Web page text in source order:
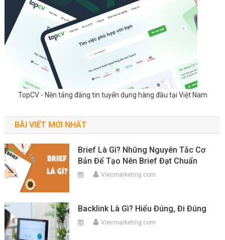
TopCV - Nền tảng đăng tin tuyển dụng hàng đầu tại Việt Nam
BÀI VIẾT MỚI NHẤT
Brief Là Gì? Những Nguyên Tắc Cơ
Bản Để Tạo Nên Brief Đạt Chuẩn
Viecmarketing.com
Backlink Là Gì? Hiểu Đúng, Đi Đúng
Viecmarketing.com